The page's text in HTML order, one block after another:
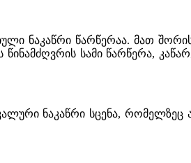
ნაკაწრი წარწერაა. მათ
სამი წარწერა,
ნაკაწრი სცენა, რომელზეც